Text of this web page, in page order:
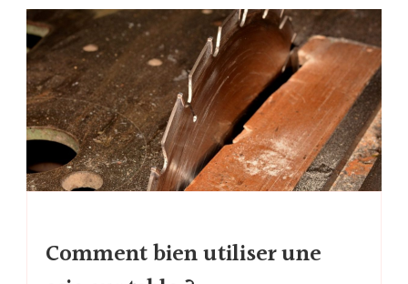
Comment bien utiliser une